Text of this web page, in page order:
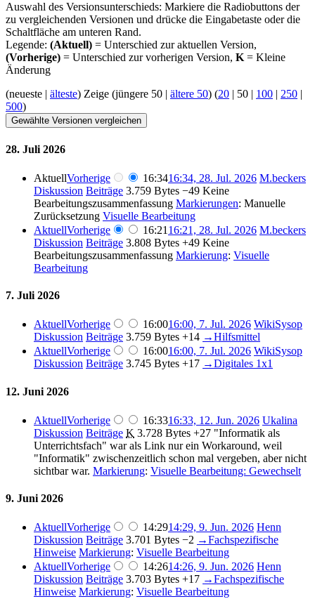
Auswahl des Versionsunterschieds: Markiere die Radiobuttons der
zu vergleichenden Versionen und drücke die Eingabetaste oder die
Schaltfläche am unteren Rand.
Legende: (Aktuell) = Unterschied zur aktuellen Version,
(Vorherige) = Unterschied zur vorherigen Version, K = Kleine
Änderung
(neueste | älteste) Zeige (jüngere 50 | ältere 50) (20 | 50 | 100 | 250 |
500)
28. Juli 2026
AktuellVorherige 16:3416:34, 28. Jul. 2026 M.beckers
Diskussion Beiträge 3.759 Bytes −49 Keine
Bearbeitungszusammenfassung Markierungen: Manuelle
Zurücksetzung Visuelle Bearbeitung
AktuellVorherige 16:21 16:21, 28. Jul. 2026 M.beckers
Diskussion Beiträge 3.808 Bytes +49 Keine
Bearbeitungszusammenfassung Markierung: Visuelle
Bearbeitung
7. Juli 2026
AktuellVorherige 16:0016:00, 7. Jul. 2026 WikiSysop
Diskussion Beiträge 3.759 Bytes +14 →Hilfsmittel
AktuellVorherige 16:0016:00, 7. Jul. 2026 WikiSysop
Diskussion Beiträge 3.745 Bytes +17 →Digitales 1x1
12. Juni 2026
AktuellVorherige 16:3316:33, 12. Jun. 2026 Ukalina
Diskussion Beiträge K 3.728 Bytes +27 "Informatik als
Unterrichtsfach" war als Link nur ein Workaround, weil
"Informatik" zwischenzeitlich schon mal vergeben, aber nicht
sichtbar war. Markierung: Visuelle Bearbeitung: Gewechselt
9. Juni 2026
AktuellVorherige 14:2914:29, 9. Jun. 2026 Henn
Diskussion Beiträge 3.701 Bytes −2 →Fachspezifische
Hinweise Markierung: Visuelle Bearbeitung
AktuellVorherige 14:2614:26, 9. Jun. 2026 Henn
Diskussion Beiträge 3.703 Bytes +17 →Fachspezifische
Hinweise Markierung: Visuelle Bearbeitung